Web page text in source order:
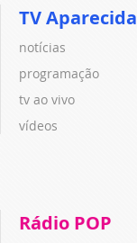
TV Aparecida
notícias
programação
tv ao vivo
vídeos
Rádio POP